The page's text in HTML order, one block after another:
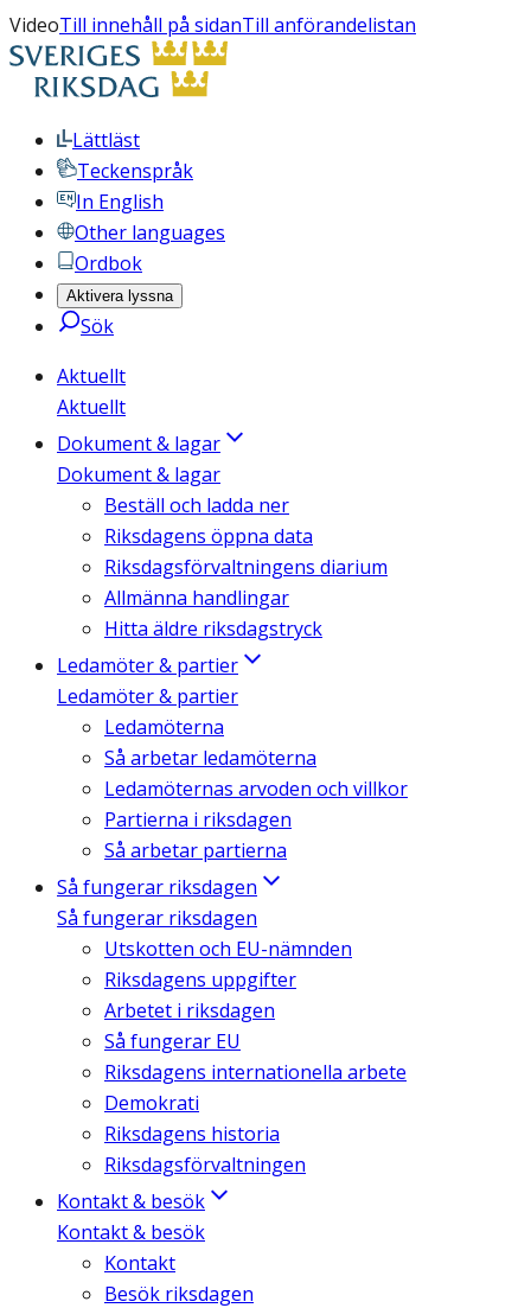
VideoTill innehåll på sidanTill anförandelistan
Lättläst
Teckenspråk
In English
Other languages
Ordbok
Aktivera lyssna
Sök
Aktuellt
Aktuellt
Dokument & lagar
Dokument & lagar
Beställ och ladda ner
Riksdagens öppna data
Riksdagsförvaltningens diarium
Allmänna handlingar
Hitta äldre riksdagstryck
Ledamöter & partier
Ledamöter & partier
Ledamöterna
Så arbetar ledamöterna
Ledamöternas arvoden och villkor
Partierna i riksdagen
Så arbetar partierna
Så fungerar riksdagen
Så fungerar riksdagen
Utskotten och EU-nämnden
Riksdagens uppgifter
Arbetet i riksdagen
Så fungerar EU
Riksdagens internationella arbete
Demokrati
Riksdagens historia
Riksdagsförvaltningen
Kontakt & besök
Kontakt & besök
Kontakt
Besök riksdagen